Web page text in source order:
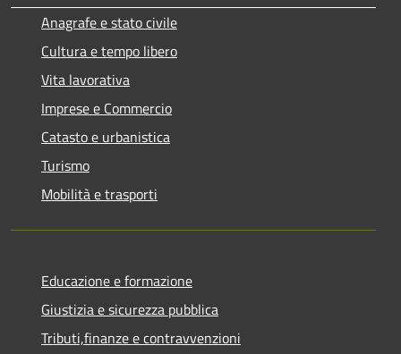
Anagrafe e stato civile
Cultura e tempo libero
Vita lavorativa
Imprese e Commercio
Catasto e urbanistica
Turismo
Mobilità e trasporti
Educazione e formazione
Giustizia e sicurezza pubblica
Tributi,finanze e contravvenzioni